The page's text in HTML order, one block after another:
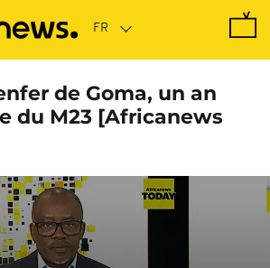
de Goma, un an
du M23 [Africanews